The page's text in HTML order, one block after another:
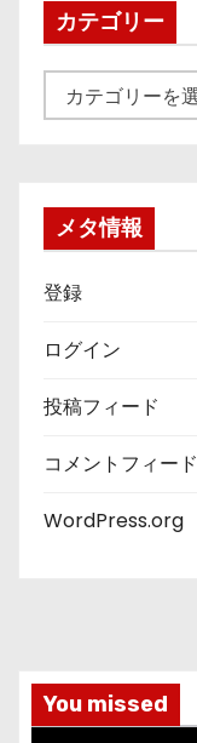
ブカテゴリー
テ
メタ情報
登録
ログイン
投稿フィード
コメントフィード
WordPress.org
You missed